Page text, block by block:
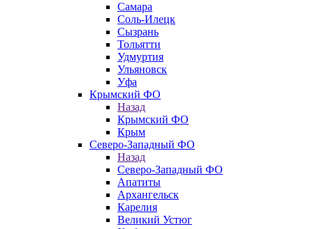
Самара
Соль-Илецк
Сызрань
Тольятти
Удмуртия
Ульяновск
Уфа
Крымский ФО
Назад
Крымский ФО
Крым
Северо-Западный ФО
Назад
Северо-Западный ФО
Апатиты
Архангельск
Карелия
Великий Устюг